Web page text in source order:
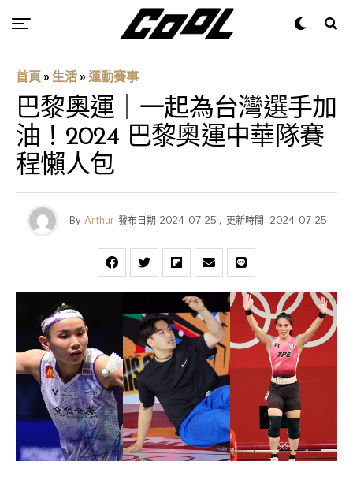
首頁 » 生活 » 運動賽事
巴黎奧運｜一起為台灣選手加
油！2024 巴黎奧運中華隊賽
程懶人包
By Arthur 發布日期 2024-07-25 , 更新時間 2024-07-25